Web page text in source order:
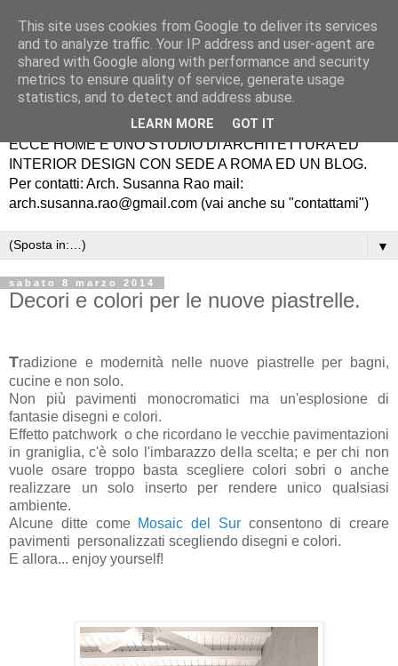
ECCE HOME É UNO STUDIO DI ARCHITETTURA ED
INTERIOR DESIGN CON SEDE A ROMA ED UN BLOG.
Per contatti: Arch. Susanna Rao mail:
arch.susanna.rao@gmail.com (vai anche su "contattami")
▼
sabato 8 marzo 2014
Decori e colori per le nuove piastrelle.
Tradizione e modernità nelle nuove piastrelle per bagni,
cucine e non solo.
Non più pavimenti monocromatici ma un'esplosione di
fantasie disegni e colori.
Effetto patchwork o che ricordano le vecchie pavimentazioni
in graniglia, c'è solo l'imbarazzo della scelta; e per chi non
vuole osare troppo basta scegliere colori sobri o anche
realizzare un solo inserto per rendere unico qualsiasi
ambiente.
Alcune ditte come Mosaic del Surconsentono di creare
pavimenti personalizzati scegliendo disegni e colori.
E allora... enjoy yourself!
This site uses cookies from Google to deliver its services
and to analyze traffic. Your IP address and user-agent are
shared with Google along with performance and security
metrics to ensure quality of service, generate usage
statistics, and to detect and address abuse.
LEARN MORE GOT IT